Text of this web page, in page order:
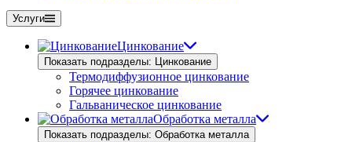
Услуги
Цинкование
Показать подразделы: Цинкование
Термодиффузионное цинкование
Горячее цинкование
Гальваническое цинкование
Обработка металла
Показать подразделы: Обработка металла